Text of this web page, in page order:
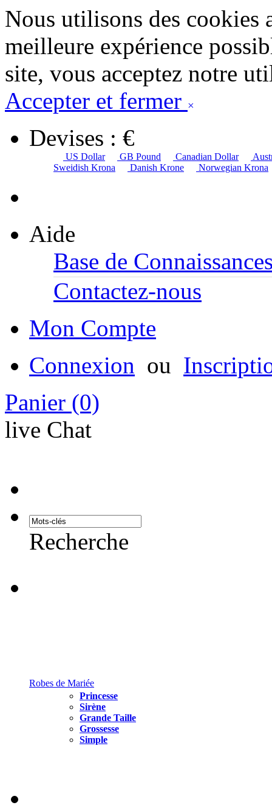
Nous utilisons des cookies
meilleure expérience
site, vous acceptez notre
Accepter et fermer ×
Devises : €
US Dollar GB Pound Canadian Dollar
Sweidish Krona
Danish Krone Norwegian Krona
Aide
Base de
Contactez-nous
Mon Compte
Connexion ou
Panier (0)
live Chat
Recherche
Robes de Mariée
Princesse
Sirène
Grande Taille
Grossesse
Simple